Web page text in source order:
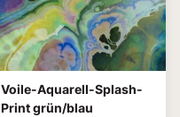
Voile-Aquarell-Splash-
Print grün/blau